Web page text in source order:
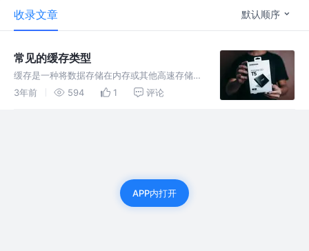
收录文章 默认顺序
常见的缓存类型
缓存是一种将数据存储在内存或其他高速存储介
质中的技术，以便快速访问和处理数据。缓存可
3年前 594 1 评论
APP内打开